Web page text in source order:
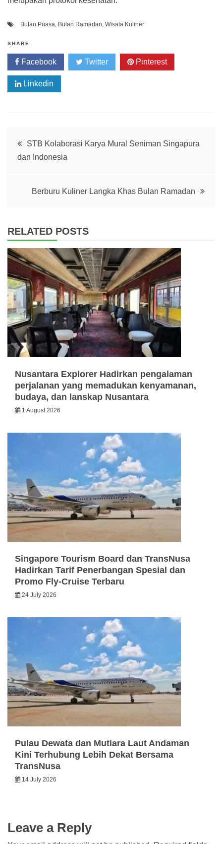
Bulan Puasa, Bulan Ramadan, Wisata Kuliner
SHARE
Facebook Twitter Pinterest
Linkedin
Post
STB Kolaborasi Karya Mural Seniman Singapura
dan Indonesia
Berburu Kuliner Langka Khas Bulan Ramadan
RELATED POSTS
Nusantara Explorer Hadirkan pengalaman
perjalanan yang memadukan kenyamanan,
budaya, dan lanskap Nusantara
1 August 2026
Singapore Tourism Board dan TransNusa
Hadirkan Tarif Penerbangan Spesial dan
Promo Fly-Cruise Terbaru
24 July 2026
Pulau Dewata dan Mutiara Laut Andaman
Kini Terhubung Lebih Dekat Bersama
TransNusa
14 July 2026
Leave a Reply